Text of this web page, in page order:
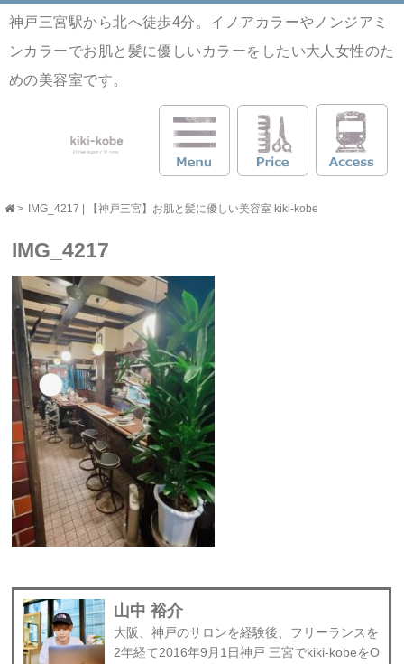
神戸三宮駅から北へ徒歩4分。イノアカラーやノンジアミ
ンカラーでお肌と髪に優しいカラーをしたい大人女性のた
めの美容室です。
> IMG_4217 | 【神戸三宮】お肌と髪に優しい美容室 kiki-kobe
IMG_4217
山中 裕介
大阪、神戸のサロンを経験後、フリーランスを
2年経て2016年9月1日神戸 三宮でkiki-kobeをO